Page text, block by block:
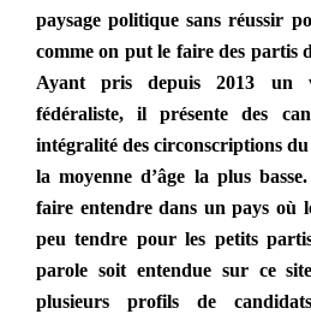
paysage politique sans réussir
comme on put le faire des partis
Ayant pris depuis 2013 un
fédéraliste, il présente des
intégralité des circonscriptions
la moyenne d’âge la plus
faire entendre dans un pays où
peu tendre pour les petits
parole soit entendue sur ce
plusieurs profils de